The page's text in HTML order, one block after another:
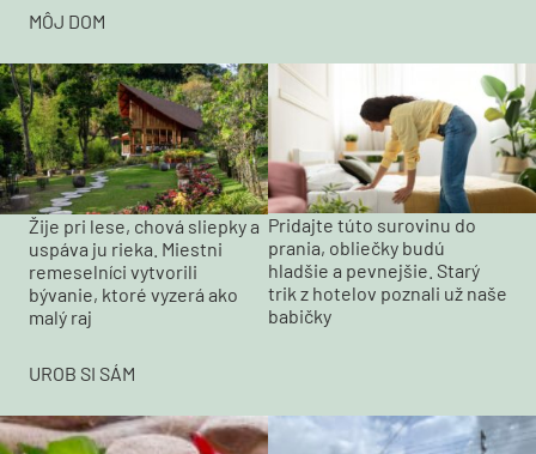
MÔJ DOM
Žije pri lese, chová sliepky a
uspáva ju rieka. Miestni
remeselníci vytvorili
bývanie, ktoré vyzerá ako
malý raj
Pridajte túto surovinu do
prania, obliečky budú
hladšie a pevnejšie. Starý
trik z hotelov poznali už naše
babičky
UROB SI SÁM